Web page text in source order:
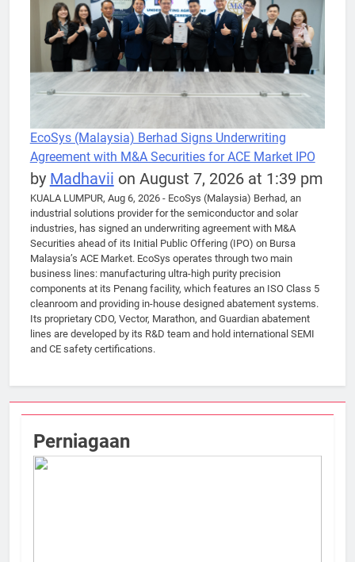
EcoSys (Malaysia) Berhad Signs Underwriting
Agreement with M&A Securities for ACE Market IPO
by Madhavii on August 7, 2026 at 1:39 pm
KUALA LUMPUR, Aug 6, 2026 - EcoSys (Malaysia) Berhad, an
industrial solutions provider for the semiconductor and solar
industries, has signed an underwriting agreement with M&A
Securities ahead of its Initial Public Offering (IPO) on Bursa
Malaysia’s ACE Market. EcoSys operates through two main
business lines: manufacturing ultra-high purity precision
components at its Penang facility, which features an ISO Class 5
cleanroom and providing in-house designed abatement systems.
Its proprietary CDO, Vector, Marathon, and Guardian abatement
lines are developed by its R&D team and hold international SEMI
and CE safety certifications.
Perniagaan